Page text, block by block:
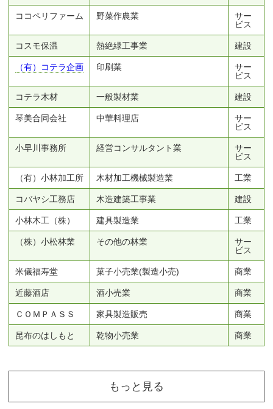
ココペリファーム 野菜作農業
サー
ビス
コスモ保温 熱絶緑工事業 建設
（有）コテラ企画 印刷業
サー
ビス
コテラ木材 一般製材業 建設
琴美合同会社 中華料理店
サー
ビス
小早川事務所 経営コンサルタント業
サー
ビス
（有）小林加工所 木材加工機械製造業 工業
コバヤシ工務店 木造建築工事業 建設
小林木工（株） 建具製造業 工業
（株）小松林業 その他の林業
サー
ビス
米儀福寿堂 菓子小売業(製造小売) 商業
近藤酒店 酒小売業 商業
ＣＯＭＰＡＳＳ 家具製造販売 商業
昆布のはしもと 乾物小売業 商業
もっと見る